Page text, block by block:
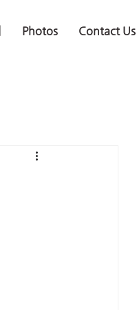
Photos Contact Us